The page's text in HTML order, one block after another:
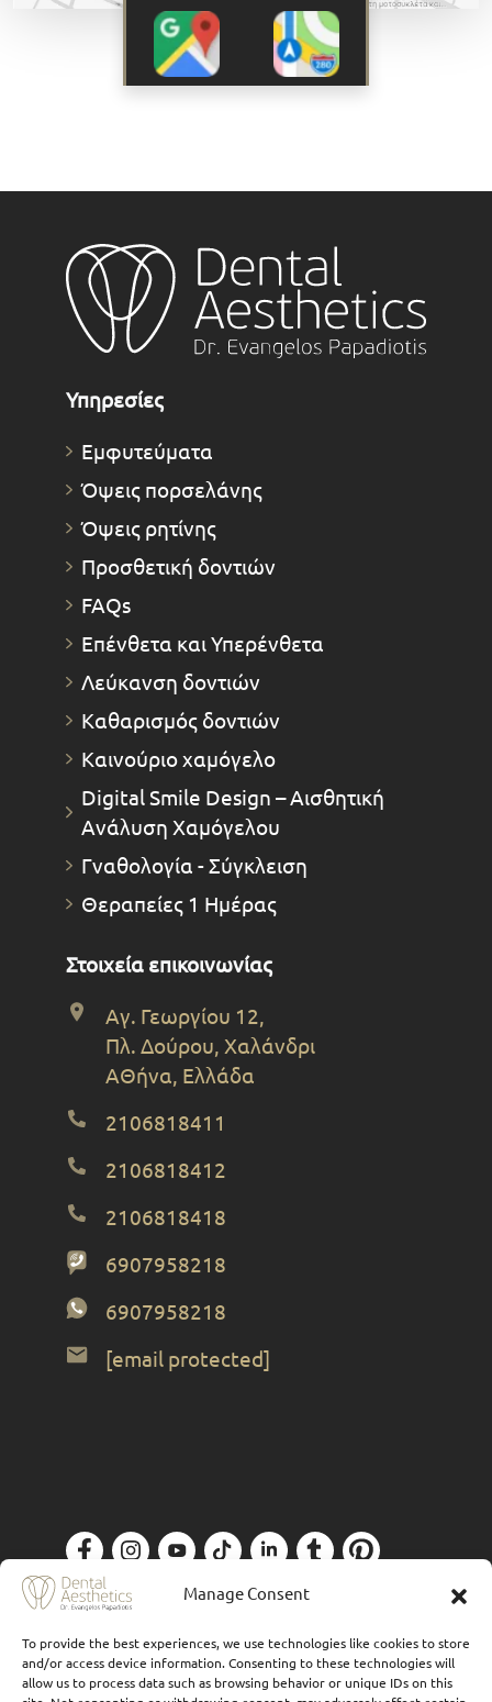
Manage Consent
To provide the best experiences, we use technologies like cookies to store
and/or access device information. Consenting to these technologies will
allow us to process data such as browsing behavior or unique IDs on this
Υπηρεσίες
Εμφυτεύματα
Όψεις πορσελάνης
Όψεις ρητίνης
Προσθετική δοντιών
FAQs
Επένθετα και Υπερένθετα
Λεύκανση δοντιών
Καθαρισμός δοντιών
Καινούριο χαμόγελο
Digital Smile Design – Αισθητική
Ανάλυση Χαμόγελου
Γναθολογία - Σύγκλειση
Θεραπείες 1 Ημέρας
Στοιχεία επικοινωνίας
Αγ. Γεωργίου 12,
Πλ. Δούρου, Χαλάνδρι
ΑΘήνα, Ελλάδα
2106818411
2106818412
2106818418
6907958218
6907958218
[email protected]
Πολιτική Απορρήτου| Designed by Forthright